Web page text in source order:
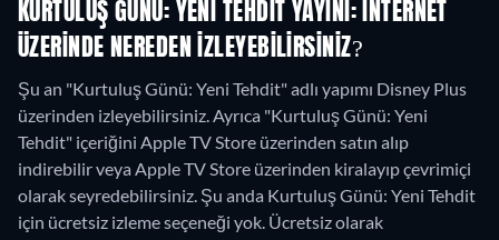
KURTULUŞ GÜNÜ: YENI TEHDIT YAYINI: İNTERNET
ÜZERINDE NEREDEN IZLEYEBILIRSINIZ?
Şu an "Kurtuluş Günü: Yeni Tehdit" adlı yapımı Disney Plus
üzerinden izleyebilirsiniz. Ayrıca "Kurtuluş Günü: Yeni
Tehdit" içeriğini Apple TV Store üzerinden satın alıp
indirebilir veya Apple TV Store üzerinden kiralayıp çevrimiçi
olarak seyredebilirsiniz. Şu anda Kurtuluş Günü: Yeni Tehdit
için ücretsiz izleme seçeneği yok. Ücretsiz olarak